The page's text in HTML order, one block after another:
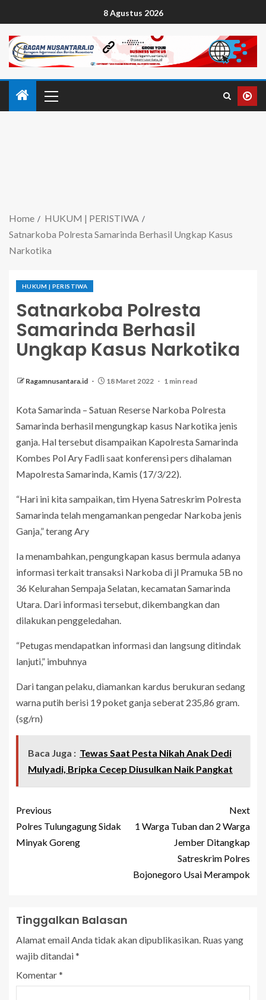
8 Agustus 2026
Home
HUKUM | PERISTIWA
Satnarkoba Polresta Samarinda Berhasil Ungkap Kasus
Narkotika
HUKUM | PERISTIWA
Satnarkoba Polresta
Samarinda Berhasil
Ungkap Kasus Narkotika
Ragamnusantara.id 18 Maret 2022 1 min read
Kota Samarinda – Satuan Reserse Narkoba Polresta
Samarinda berhasil mengungkap kasus Narkotika jenis
ganja. Hal tersebut disampaikan Kapolresta Samarinda
Kombes Pol Ary Fadli saat konferensi pers dihalaman
Mapolresta Samarinda, Kamis (17/3/22).
“Hari ini kita sampaikan, tim Hyena Satreskrim Polresta
Samarinda telah mengamankan pengedar Narkoba jenis
Ganja,” terang Ary
Ia menambahkan, pengungkapan kasus bermula adanya
informasi terkait transaksi Narkoba di jl Pramuka 5B no
36 Kelurahan Sempaja Selatan, kecamatan Samarinda
Utara. Dari informasi tersebut, dikembangkan dan
dilakukan penggeledahan.
“Petugas mendapatkan informasi dan langsung ditindak
lanjuti,” imbuhnya
Dari tangan pelaku, diamankan kardus berukuran sedang
warna putih berisi 19 poket ganja seberat 235,86 gram.
(sg/rn)
Baca Juga : Tewas Saat Pesta Nikah Anak Dedi
Mulyadi, Bripka Cecep Diusulkan Naik Pangkat
Previous
Polres Tulungagung Sidak
Minyak Goreng
Next
1 Warga Tuban dan 2 Warga
Jember Ditangkap
Satreskrim Polres
Bojonegoro Usai Merampok
Tinggalkan Balasan
Alamat email Anda tidak akan dipublikasikan. Ruas yang
wajib ditandai*
Komentar*